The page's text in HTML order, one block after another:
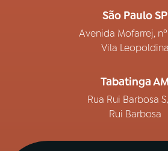
São Paulo SP
Avenida Mofarrej, nº
Vila Leopoldina
Tabatinga
Rua Rui Barbosa
Rui Barbosa